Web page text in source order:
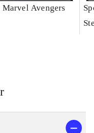
Marvel Avengers